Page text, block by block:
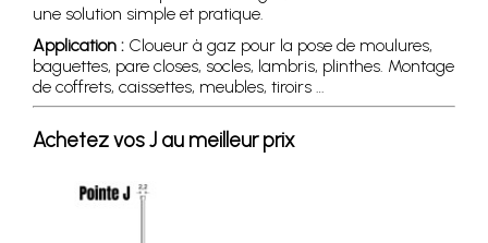
une solution simple et pratique.
Application : Cloueur à gaz pour la pose de moulures,
baguettes, pare closes, socles, lambris, plinthes. Montage
de coffrets, caissettes, meubles, tiroirs …
Achetez vos J au meilleur prix